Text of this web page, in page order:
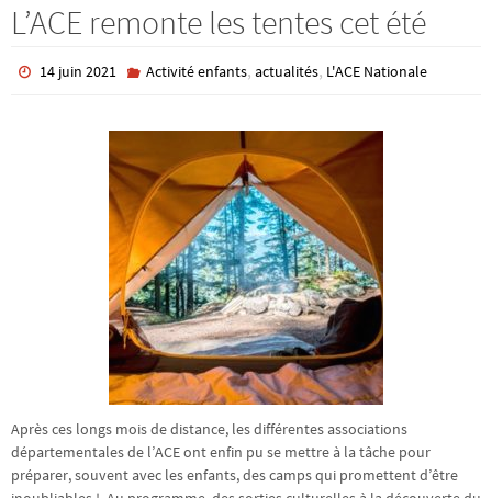
L’ACE remonte les tentes cet été
14 juin 2021 Activité enfants, actualités, L'ACE Nationale
Après ces longs mois de distance, les différentes associations
départementales de l’ACE ont enfin pu se mettre à la tâche pour
préparer, souvent avec les enfants, des camps qui promettent d’être